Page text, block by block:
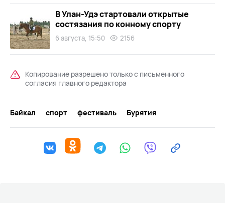
В Улан-Удэ стартовали открытые
состязания по конному спорту
6 августа, 15:50 2156
Копирование разрешено только с письменного
согласия главного редактора
Байкал спорт фестиваль Бурятия